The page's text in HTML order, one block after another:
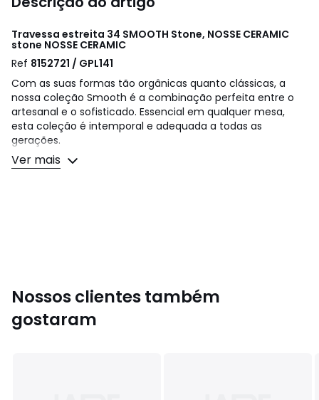
Travessa estreita 34 SMOOTH Stone, NOSSE CERAMIC
stone NOSSE CERAMIC
Ref 8152721 / GPL141
Com as suas formas tão orgânicas quanto clássicas, a
nossa coleção Smooth é a combinação perfeita entre o
artesanal e o sofisticado. Essencial em qualquer mesa,
esta coleção é intemporal e adequada a todas as
gerações.
Descrição
os artigos poderão ser vendidos com uma combinação de
carimbos, entre o anterior e o mais recente.
Ver mais
Nossos clientes também
gostaram